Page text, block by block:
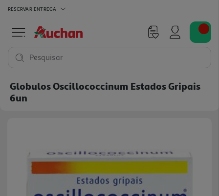
RESERVAR ENTREGA
Pesquisar
Globulos Oscillococcinum Estados Gripais
6un